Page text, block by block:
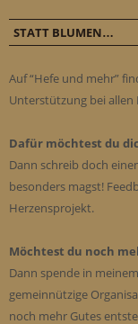
STATT BLUMEN…
Auf “Hefe und mehr”
Unterstützung bei allen
Dafür möchtest du
Dann schreib doch
besonders magst!
Herzensprojekt.
Möchtest du noch
Dann spende in
gemeinnützige
noch mehr Gutes